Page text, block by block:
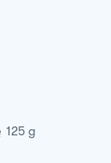
125 g